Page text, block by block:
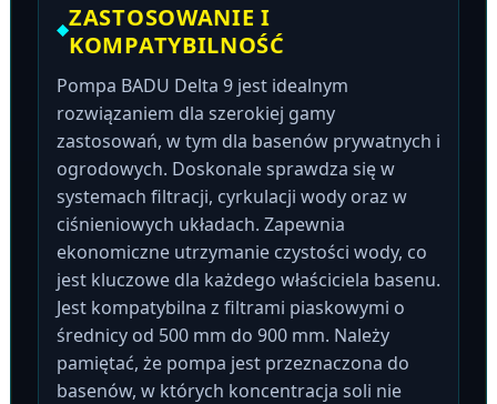
ZASTOSOWANIE I
KOMPATYBILNOŚĆ
Pompa BADU Delta 9 jest idealnym
rozwiązaniem dla szerokiej gamy
zastosowań, w tym dla basenów prywatnych i
ogrodowych. Doskonale sprawdza się w
systemach filtracji, cyrkulacji wody oraz w
ciśnieniowych układach. Zapewnia
ekonomiczne utrzymanie czystości wody, co
jest kluczowe dla każdego właściciela basenu.
Jest kompatybilna z filtrami piaskowymi o
średnicy od 500 mm do 900 mm. Należy
pamiętać, że pompa jest przeznaczona do
basenów, w których koncentracja soli nie